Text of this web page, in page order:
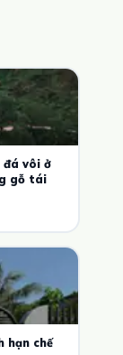
đá vôi ở
gỗ tái
hạn chế